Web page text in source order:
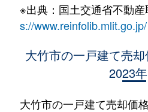
木野
870万円 大
340万円 大
西栄
3,200万円 大
※出典：国土交通省不動
s://www.reinfolib.mlit.go.jp/
大竹市の一戸建て売
2023年
大竹市の一戸建て売却価